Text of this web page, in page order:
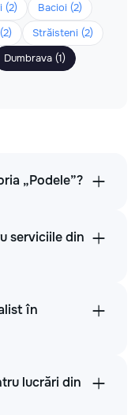
(2)
Bacioi (2)
Străisteni (2)
Dumbrava (1)
„Podele”?
serviciile din
în
lucrări din